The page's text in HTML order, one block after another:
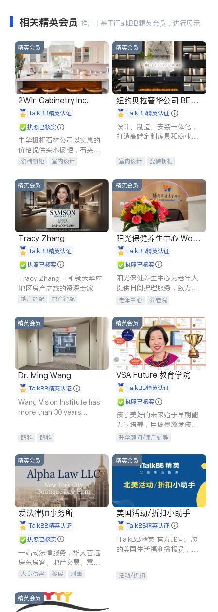
相关精英会员 推广 | 基于iTalkBB精英会员，进行展示
精英会员
2Win Cabinetry Inc.
iTalkBB精英认证
执照已核实
中华橱柜石材公司以实惠的
价格提供实木橱柜，石英石
台面，多种优质不锈钢水
质厨房，家的选择。
瓷砖橱柜
室内设计
室内装修
精英会员
纽约贝拉奢华公司 BELL
A LUXE
iTalkBB精英认证
设计、制造、安装一体化，
打造高端定制家具和商业空
室内设计
瓷砖橱柜
售前软装staging
室内装修
精英会员
Tracy Zhang
iTalkBB精英认证
执照已核实
Tracy Zhang - 引领大华府
地区房产之旅的资深专家
地产经纪
地产经纪
商铺租售
开发商建商
精英会员
阳光保健养生中心 World
shine
iTalkBB精英认证
执照已核实
阳光保健养生中心为老年人
提供日间护理服务，致力于
通过持续的护理创新来有效
老年中心 养老院
精英会员
Dr. Ming Wang
iTalkBB精英认证
Wang Vision Institute has
more than 30 years
眼科 眼科
精英会员
VSA Future 教育学院
iTalkBB精英认证
执照已核实
孩子美好的未来始于早期能
力的培养，用愿景激发孩子
的学习潜力和动力。理念：
石。
升学顾问/课后辅导
精英会员
爱法律师事务所
iTalkBB精英认证
执照已核实
一站式法律服务，华人首选.
房东房客、地产交易、意外
伤害、车祸重伤、商业诉
建筑合同、刑事案件全包办
人身伤害 移民
刑事
信托/遗嘱
商业
索赔
律师-其它 保释
精英会员
美国活动/折扣小助手
iTalkBB精英认证
iTalkBB精英 官方账号。您
的美国生活福利播报员，精
专属福利。
活动/折扣
精英会员